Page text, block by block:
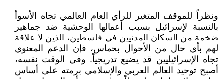
ونظراً للموقف المتغير للرأي العام العالمي تجاه الأسوأ
بالنسبة لإسرائيل بسبب أعمالها الوحشية ضد جماهير
ضخمة من السكان المدنيين في فلسطين، الذين لا علاقة
لهم بأي حال من الأحوال بحماس، فإن الدعم المعنوي
تجاه الإسرائيليين قد يضيع تدريجياً. وفي الوقت نفسه،
أصبح توحيد العالم العربي والإسلامي برمته على أساس